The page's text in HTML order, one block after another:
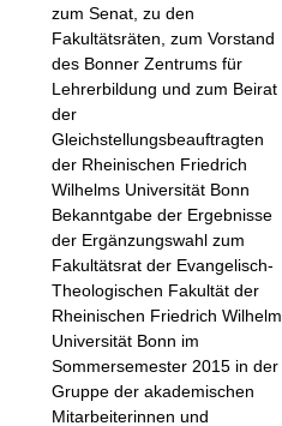
zum Senat, zu den
Fakultätsräten, zum Vorstand
des Bonner Zentrums für
Lehrerbildung und zum Beirat
der
Gleichstellungsbeauftragten
der Rheinischen Friedrich
Wilhelms Universität Bonn
Bekanntgabe der Ergebnisse
der Ergänzungswahl zum
Fakultätsrat der Evangelisch-
Theologischen Fakultät der
Rheinischen Friedrich
Universität Bonn im
Sommersemester 2015 in der
Gruppe der akademischen
Mitarbeiterinnen und